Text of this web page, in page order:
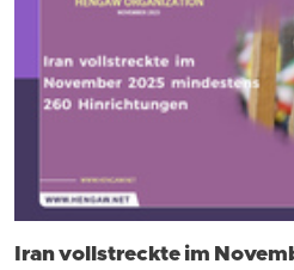
Iran vollstreckte im